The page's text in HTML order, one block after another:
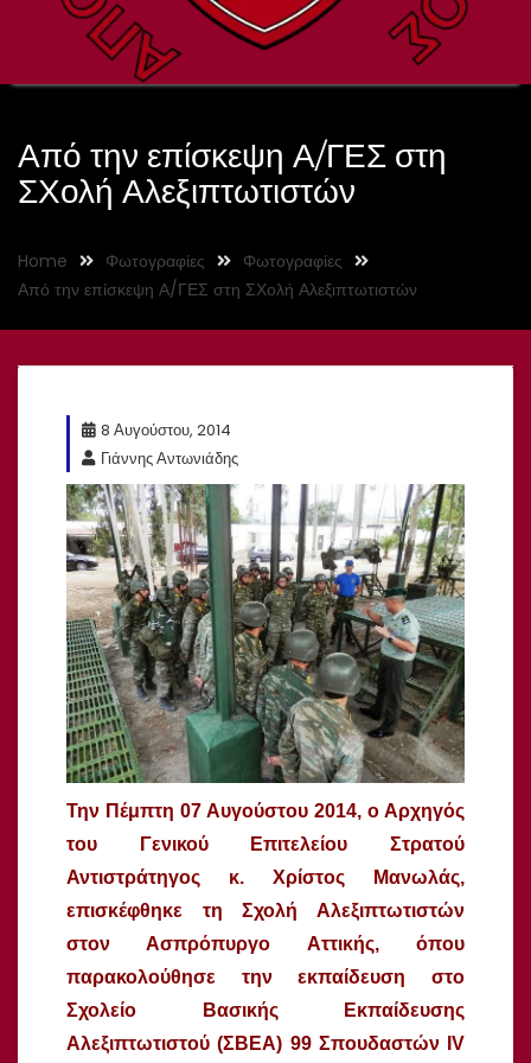
Από την επίσκεψη Α/ΓΕΣ στη
ΣΧολή Αλεξιπτωτιστών
Home Φωτογραφίες
Φωτογραφίες
Από την επίσκεψη Α/ΓΕΣ στη ΣΧολή Αλεξιπτωτιστών
8 Αυγούστου, 2014
Γιάννης Αντωνιάδης
Την Πέμπτη 07 Αυγούστου 2014, ο Αρχηγός
του Γενικού Επιτελείου Στρατού
Αντιστράτηγος κ. Χρίστος Μανωλάς,
επισκέφθηκε τη Σχολή Αλεξιπτωτιστών
στον Ασπρόπυργο Αττικής, όπου
παρακολούθησε την εκπαίδευση στο
Σχολείο Βασικής Εκπαίδευσης
Αλεξιπτωτιστού (ΣΒΕΑ) 99 Σπουδαστών IV